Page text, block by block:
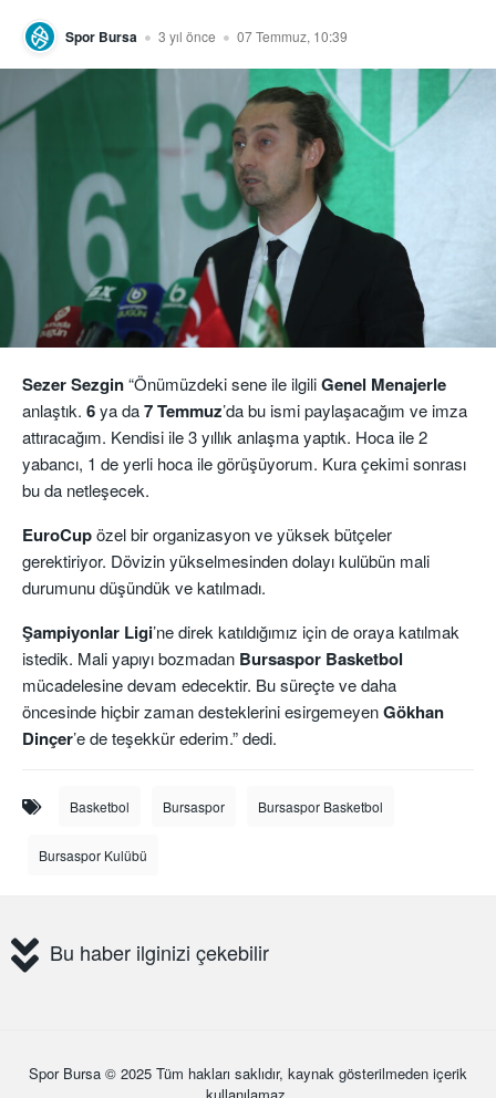
Spor Bursa 3 yıl önce 07 Temmuz, 10:39
Sezer Sezgin“Önümüzdeki sene ile ilgiliGenel Menajerle
anlaştık. 6ya da7 Temmuz’da bu ismi paylaşacağım ve imza
attıracağım. Kendisi ile 3 yıllık anlaşma yaptık. Hoca ile 2
yabancı, 1 de yerli hoca ile görüşüyorum. Kura çekimi sonrası
bu da netleşecek.
EuroCupözel bir organizasyon ve yüksek bütçeler
gerektiriyor. Dövizin yükselmesinden dolayı kulübün mali
durumunu düşündük ve katılmadı.
Şampiyonlar Ligi’ne direk katıldığımız için de oraya katılmak
istedik. Mali yapıyı bozmadan Bursaspor Basketbol
mücadelesine devam edecektir. Bu süreçte ve daha
öncesinde hiçbir zaman desteklerini esirgemeyenGökhan
Dinçer’e de teşekkür ederim.” dedi.
Basketbol Bursaspor Bursaspor Basketbol
Bursaspor Kulübü
Bu haber ilginizi çekebilir
Spor Bursa © 2025 Tüm hakları saklıdır, kaynak gösterilmeden içerik